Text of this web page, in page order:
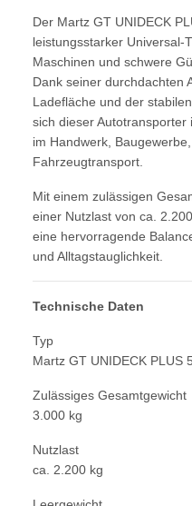
Der Martz GT UNIDECK
leistungsstarker Universal-
Maschinen und schwere
Dank seiner durchdachten
Ladefläche und der
sich dieser
im Handwerk,
Fahrzeugtransport.
Mit einem zulässigen
einer Nutzlast von ca.
eine hervorragende
und Alltagstauglichkeit.
Technische Daten
Typ
Martz GT UNIDECK PLUS
Zulässiges Gesamtgewicht
3.000 kg
Nutzlast
ca. 2.200 kg